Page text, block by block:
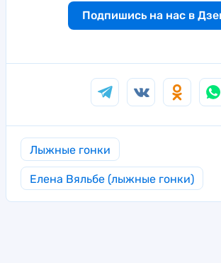
Подпишись на нас в
Лыжные гонки
Елена Вяльбе (лыжные гонки)